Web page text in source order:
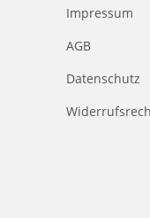
Impressum
AGB
Datenschutz